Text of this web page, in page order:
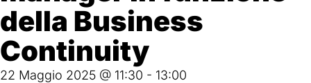
della Business
Continuity
22 Maggio 2025 @ 11:30 - 13:00